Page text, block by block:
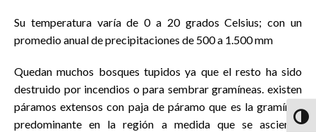
Su temperatura varía de 0 a 20 grados Celsius; con un
promedio anual de precipitaciones de 500 a 1.500 mm
Quedan muchos bosques tupidos ya que el resto ha sido
destruido por incendios o para sembrar gramíneas. existen
páramos extensos con paja de páramo que es la gramínea
predominante en la región a medida que se asciende